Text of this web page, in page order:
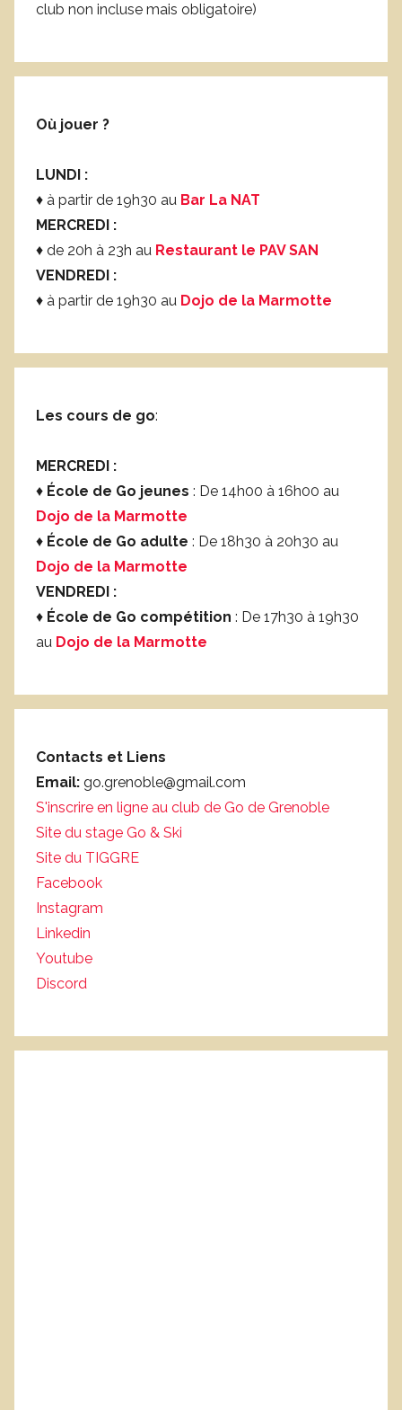
club non incluse mais obligatoire)
Où jouer ?
LUNDI :
♦ à partir de 19h30 au Bar La NAT
MERCREDI :
♦ de 20h à 23h au Restaurant le PAV SAN
VENDREDI :
♦ à partir de 19h30 au Dojo de la Marmotte
Les cours de go:
MERCREDI :
♦ École de Go jeunes : De 14h00 à 16h00 au
Dojo de la Marmotte
♦ École de Go adulte : De 18h30 à 20h30 au
Dojo de la Marmotte
VENDREDI :
♦ École de Go compétition : De 17h30 à 19h30
au Dojo de la Marmotte
Contacts et Liens
Email: go.grenoble@gmail.com
S'inscrire en ligne au club de Go de Grenoble
Site du stage Go & Ski
Site du TIGGRE
Facebook
Instagram
Linkedin
Youtube
Discord